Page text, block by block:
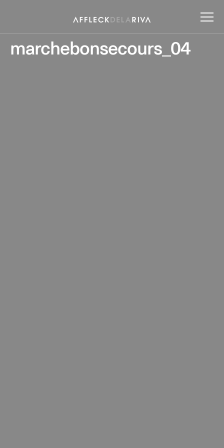
marchebonsecours_04